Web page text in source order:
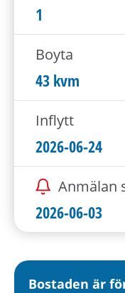
1
Boyta
43 kvm
Inflytt
2026-06-24
Anmälan
2026-06-03
Bostaden är